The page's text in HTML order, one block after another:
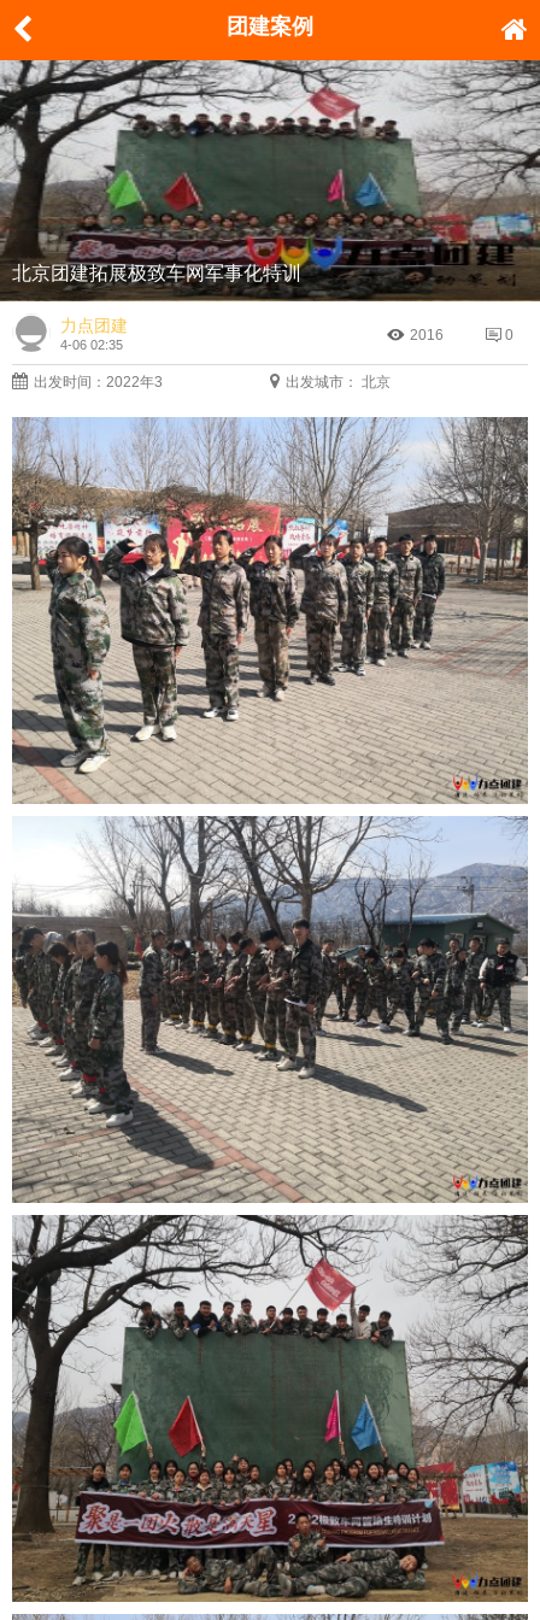
团建案例
北京团建拓展极致车网军事化特训
力点团建
4-06 02:35
2016 0
出发时间：2022年3 出发城市： 北京